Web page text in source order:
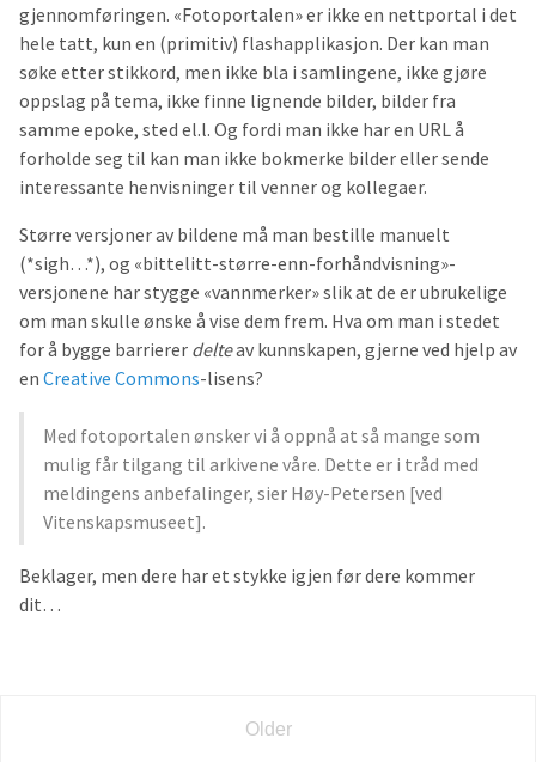
gjennomføringen. «Fotoportalen» er ikke en nettportal i det
hele tatt, kun en (primitiv) flashapplikasjon. Der kan man
søke etter stikkord, men ikke bla i samlingene, ikke gjøre
oppslag på tema, ikke finne lignende bilder, bilder fra
samme epoke, sted el.l. Og fordi man ikke har en URL å
forholde seg til kan man ikke bokmerke bilder eller sende
interessante henvisninger til venner og kollegaer.
Større versjoner av bildene må man bestille manuelt
(*sigh…*), og «bittelitt-større-enn-forhåndvisning»-
versjonene har stygge «vannmerker» slik at de er ubrukelige
om man skulle ønske å vise dem frem. Hva om man i stedet
for å bygge barrierer delteav kunnskapen, gjerne ved hjelp av
en Creative Commons-lisens?
Med fotoportalen ønsker vi å oppnå at så mange som
mulig får tilgang til arkivene våre. Dette er i tråd med
meldingens anbefalinger, sier Høy-Petersen [ved
Vitenskapsmuseet].
Beklager, men dere har et stykke igjen før dere kommer
dit…
Older